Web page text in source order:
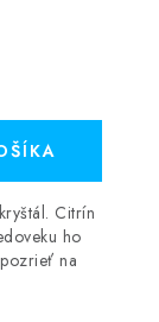
Citrín
ho
na